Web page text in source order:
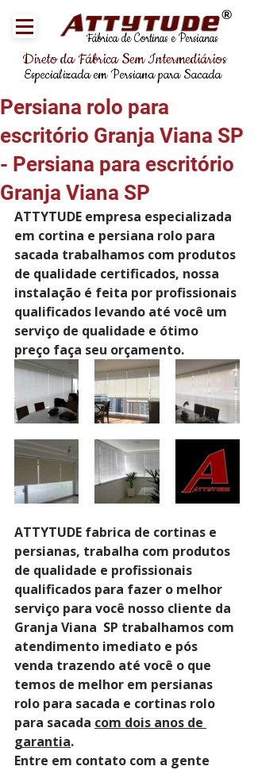
Fábrica de Cortinas e Persianas
®
Direto da Fábrica Sem Intermediários
Especializada em Persiana para Sacada
Persiana rolo para
escritório Granja Viana SP
- Persiana para escritório
Granja Viana SP
ATTYTUDE empresa especializada
em cortina e persiana rolo para
sacada trabalhamos com produtos
de qualidade certificados, nossa
instalação é feita por profissionais
qualificados levando até você um
serviço de qualidade e ótimo
preço faça seu orçamento.
ATTYTUDE fabrica de cortinas e
persianas, trabalha com produtos
de qualidade e profissionais
qualificados para fazer o melhor
serviço para você nosso cliente da
Granja Viana  SP trabalhamos com
atendimento imediato e pós
venda trazendo até você o que
temos de melhor em persianas
rolo para sacada e cortinas rolo
para sacada com dois anos de
garantia.
Entre em contato com a gente